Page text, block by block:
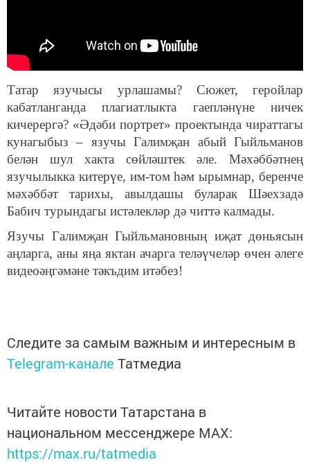
Татар язучысы урлашамы? Сюжет, геройлар
кабатланганда плагиатлыкта гаепләнүне ничек
кичерергә? «Әдәби портрет» проектында чираттагы
кунагыбыз – язучы Галимҗан абый Гыйльманов
белән шул хакта сөйләштек әле. Мәхәббәтнең
язучылыкка китерүе, им-том һәм ырымнар, беренче
мәхәббәт тарихы, авылдашы буларак Шәехзадә
Бабич турындагы истәлекләр дә читтә калмады.
Язучы Галимҗан Гыйльмановның иҗат дөньясын
аңларга, аны яңа яктан ачарга теләүчеләр өчен әлеге
видеоәңгәмәне тәкъдим итәбез!
Следите за самым важным и интересным в
Telegram-канале Татмедиа
Читайте новости Татарстана в
национальном мессенджере MАХ:
https://max.ru/tatmedia